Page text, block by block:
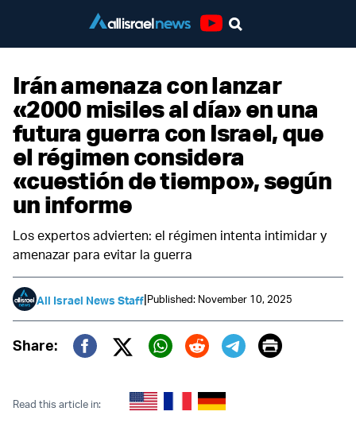
Irán amenaza con lanzar
«2000 misiles al día» en una
futura guerra con Israel, que
el régimen considera
«cuestión de tiempo», según
un informe
Los expertos advierten: el régimen intenta intimidar y
amenazar para evitar la guerra
All Israel News Staff|Published: November 10, 2025
Share:
Twitter (X)
Print
Read this article in: